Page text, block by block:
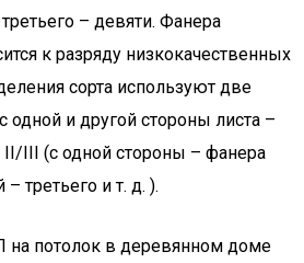
– девяти. Фанера
к разряду низкокачественных
сорта используют две
и другой стороны листа –
II/III (с одной стороны – фанера
– третьего и т. д. ).
потолок в деревянном доме